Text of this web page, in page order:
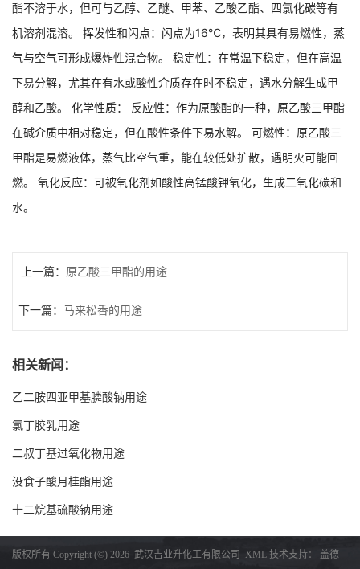
酯不溶于水，但可与乙醇、乙醚、甲苯、乙酸乙酯、四氯化碳等有
机溶剂混溶。 挥发性和闪点：闪点为16℃，表明其具有易燃性，蒸
气与空气可形成爆炸性混合物。 稳定性：在常温下稳定，但在高温
下易分解，尤其在有水或酸性介质存在时不稳定，遇水分解生成甲
醇和乙酸。 化学性质： 反应性：作为原酸酯的一种，原乙酸三甲酯
在碱介质中相对稳定，但在酸性条件下易水解。 可燃性：原乙酸三
甲酯是易燃液体，蒸气比空气重，能在较低处扩散，遇明火可能回
燃。 氧化反应：可被氧化剂如酸性高锰酸钾氧化，生成二氧化碳和
水。
上一篇： 原乙酸三甲酯的用途
下一篇： 马来松香的用途
相关新闻：
乙二胺四亚甲基膦酸钠用途
氯丁胶乳用途
二叔丁基过氧化物用途
没食子酸月桂酯用途
十二烷基硫酸钠用途
版权所有 Copyright (©) 2026 武汉吉业升化工有限公司 XML 技术支持： 盖德